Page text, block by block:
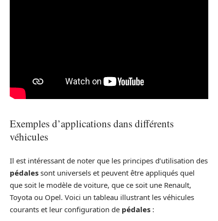
Exemples d’applications dans différents
véhicules
Il est intéressant de noter que les principes d’utilisation des
pédales sont universels et peuvent être appliqués quel
que soit le modèle de voiture, que ce soit une Renault,
Toyota ou Opel. Voici un tableau illustrant les véhicules
courants et leur configuration de pédales :